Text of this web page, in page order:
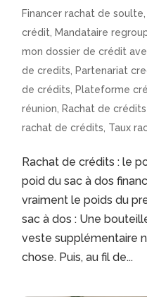
Financer rachat de soulte
crédit
Mandataire
mon dossier de crédit
de credits
Partenariat
de crédits
Plateforme
réunion
Rachat de
rachat de crédits Taux
Rachat de crédits : le
poid du sac à dos
vraiment le poids du
sac à dos : Une
veste supplémentaire
chose. Puis, au fil de...